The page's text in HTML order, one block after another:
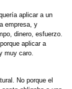
aplicar a un
empresa, y
dinero, esfuerzo.
aplicar a
muy caro.
No porque el